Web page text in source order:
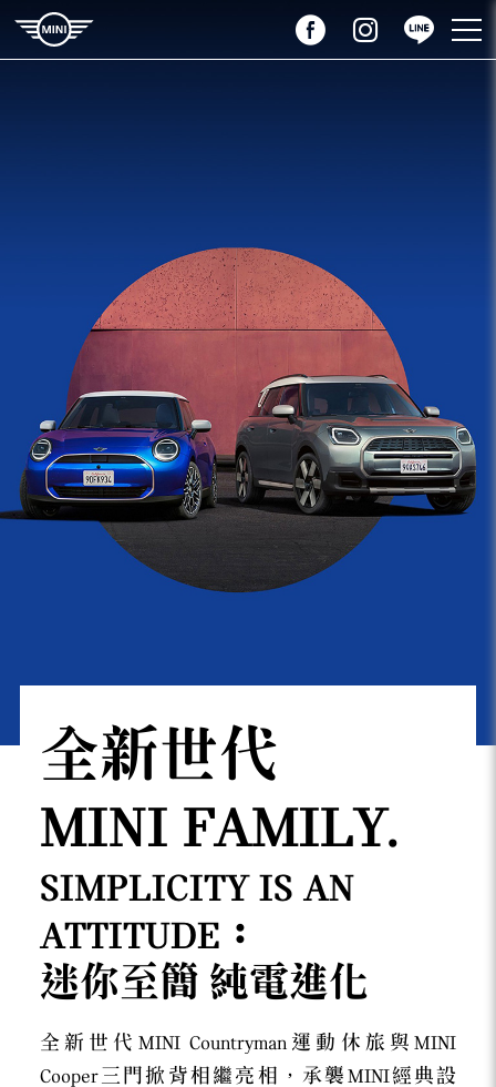
全新世代
MINI FAMILY.
SIMPLICITY IS AN
ATTITUDE：
迷你至簡 純電進化
全新世代MINI Countryman運動休旅與MINI
Cooper三門掀背相繼亮相，承襲MINI經典設